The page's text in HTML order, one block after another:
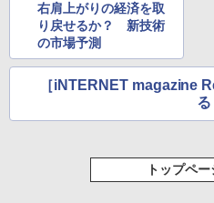
右肩上がりの経済を取
り戻せるか？ 新技術
の市場予測
［iNTERNET magazine
る
トップペ